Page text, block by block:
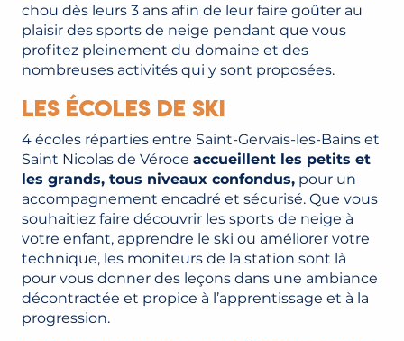
chou dès leurs 3 ans afin de leur faire goûter au
plaisir des sports de neige pendant que vous
profitez pleinement du domaine et des
nombreuses activités qui y sont proposées.
Les écoles de ski
4 écoles réparties entre Saint-Gervais-les-Bains et
Saint Nicolas de Véroce accueillent les petits et
les grands, tous niveaux confondus, pour un
accompagnement encadré et sécurisé. Que vous
souhaitiez faire découvrir les sports de neige à
votre enfant, apprendre le ski ou améliorer votre
technique, les moniteurs de la station sont là
pour vous donner des leçons dans une ambiance
décontractée et propice à l’apprentissage et à la
progression.